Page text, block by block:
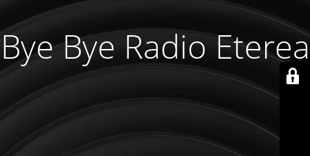
Bye Bye Radio Eterea